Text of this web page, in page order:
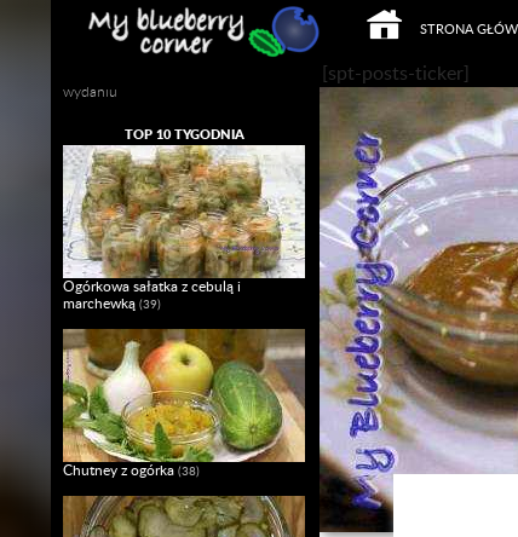
Szukaj
PRZEJDŹ DO TREŚCI
STRONA
[spt-posts-ticker]
wydaniu
TOP 10 TYGODNIA
Ogórkowa sałatka z cebulą i
marchewką (39)
Chutney z ogórka (38)